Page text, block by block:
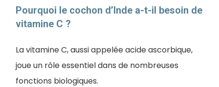
Pourquoi le cochon d’Inde a-t-il besoin de
vitamine C ?
La vitamine C, aussi appelée acide ascorbique,
joue un rôle essentiel dans de nombreuses
fonctions biologiques.